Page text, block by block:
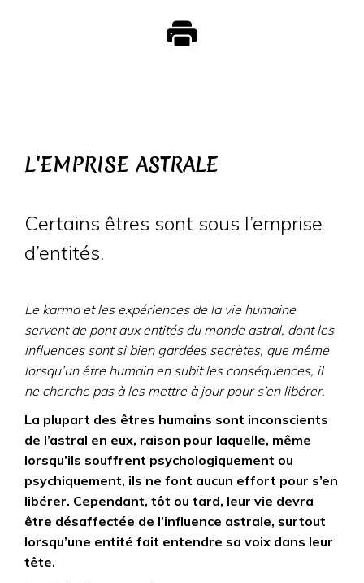
L'EMPRISE ASTRALE
Certains êtres sont sous l’emprise
d’entités.
Le karma et les expériences de la vie humaine
servent de pont aux entités du monde astral, dont les
influences sont si bien gardées secrètes, que même
lorsqu’un être humain en subit les conséquences, il
ne cherche pas à les mettre à jour pour s’en libérer.
La plupart des êtres humains sont inconscients
de l’astral en eux, raison pour laquelle, même
lorsqu’ils souffrent psychologiquement ou
psychiquement, ils ne font aucun effort pour s’en
libérer. Cependant, tôt ou tard, leur vie devra
être désaffectée de l’influence astrale, surtout
lorsqu’une entité fait entendre sa voix dans leur
tête.